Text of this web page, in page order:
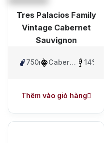
Tres Palacios Family
Vintage Cabernet
Sauvignon
750ml Cabernet 14%
Thêm vào giỏ hàng